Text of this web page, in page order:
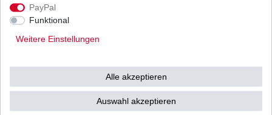
Impressum
PayPal
Funktional
Weitere Einstellungen
Alle akzeptieren
Auswahl akzeptieren